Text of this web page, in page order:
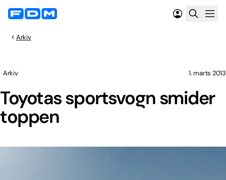
Arkiv
Toyotas sportsvogn smider
toppen
Arkiv 1. marts 2013